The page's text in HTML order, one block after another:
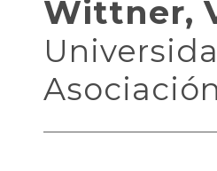
Wittner,